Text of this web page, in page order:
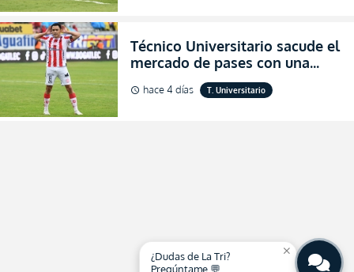
Técnico Universitario sacude el
mercado de pases con una
verdadera revolución para
asegurar la permanencia
schedule hace 4 días T. Universitario
close
¿Dudas de La Tri?
Pregúntame 💬